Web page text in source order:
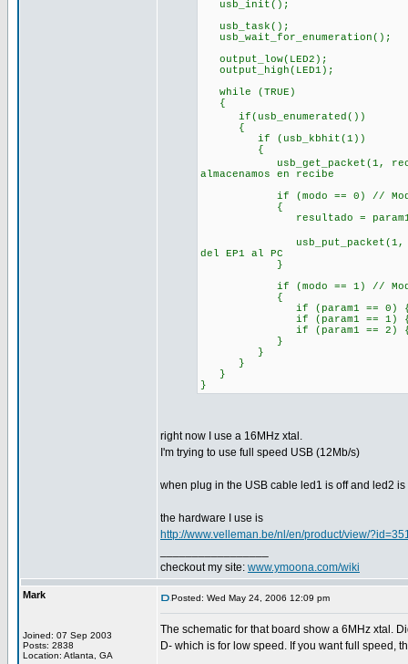
usb_init(); //
usb_task(); //habilita
usb_wait_for_enumeration();
output_low(LED2);
output_high(LED1); //
while (TRUE)
{
if(usb_enumerated()) //
{
if (usb_kbhit(1)) //si el
{
usb_get_packet(1, recibe,
almacenamos en recibe
if (modo == 0) //
{
resultado = param1 +
usb_put_packet(1, envia, 1,
del EP1 al PC
}
if (modo == 1) //
{
if (param1 == 0)
if (param1 == 1)
if (param1 == 2)
}
}
}
}
}
right now I use a 16MHz xtal.
I'm trying to use full speed USB (12Mb/s)
when plug in the USB cable led1 is off and led2
the hardware I use is
http://www.velleman.be/nl/en/product/view/
checkout my site: www.ymoona.com/wiki
Mark
Joined: 07 Sep 2003
Posts: 2838
Location: Atlanta, GA
Posted: Wed May 24, 2006 12:09 pm
The schematic for that board show a 6MHz xtal.
D- which is for low speed. If you want full speed,